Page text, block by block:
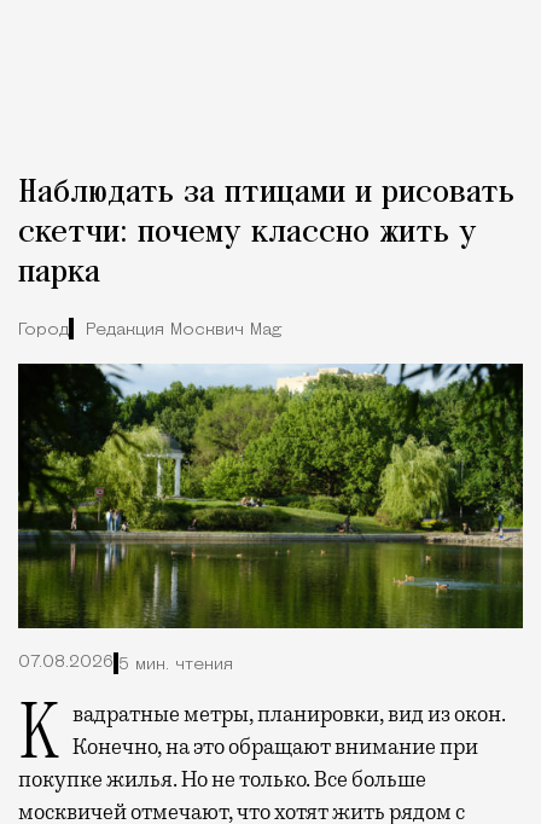
Наблюдать за птицами и рисовать
скетчи: почему классно жить у
парка
Город Редакция Москвич Mag
07.08.2026 5 мин. чтения
Квадратные метры, планировки, вид из окон. Конечно, на это обращают внимание при
покупке жилья. Но не только. Все больше
москвичей отмечают, что хотят жить рядом с